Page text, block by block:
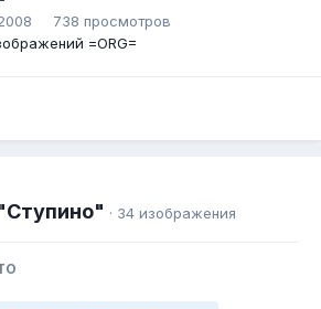
738 просмотров
=ORG=
· 34 изображения